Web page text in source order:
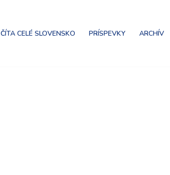
ČÍTA CELÉ SLOVENSKO PRÍSPEVKY ARCHÍV